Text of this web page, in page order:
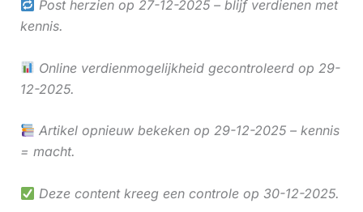
Post herzien op 27-12-2025 – blijf verdienen met
kennis.
Online verdienmogelijkheid gecontroleerd op 29-
12-2025.
Artikel opnieuw bekeken op 29-12-2025 – kennis
= macht.
Deze content kreeg een controle op 30-12-2025.